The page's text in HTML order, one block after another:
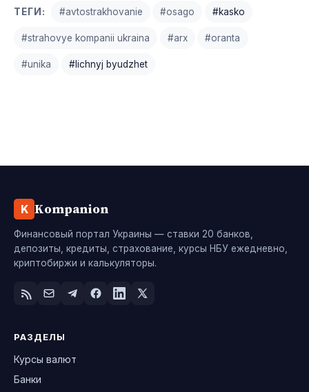
ТЕГИ: #avtostrakhovanie #osago #kasko
#strahovye kompanii ukraina #arx #oranta
#unika #lichnyj byudzhet
K Kompanion
Финансовый портал Украины — ставки 20 банков,
депозиты, кредиты, страхование, курсы НБУ ежедневно,
криптобиржи и калькуляторы.
РАЗДЕЛЫ
Курсы валют
Банки